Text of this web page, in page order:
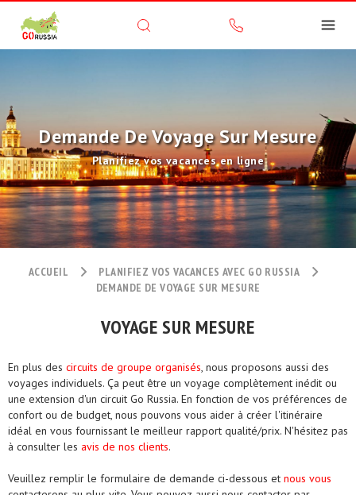
Demande De Voyage Sur Mesure
Planifiez vos vacances en ligne
ACCUEIL
PLANIFIEZ VOS VACANCES AVEC GO RUSSIA
DEMANDE DE VOYAGE SUR MESURE
VOYAGE SUR MESURE
En plus des circuits de groupe organisés, nous proposons aussi des
voyages individuels. Ça peut être un voyage complètement inédit ou
une extension d'un circuit Go Russia. En fonction de vos préférences de
confort ou de budget, nous pouvons vous aider à créer l'itinéraire
idéal en vous fournissant le meilleur rapport qualité/prix. N'hésitez pas
à consulter les avis de nos clients.
Veuillez remplir le formulaire de demande ci-dessous et nous vous